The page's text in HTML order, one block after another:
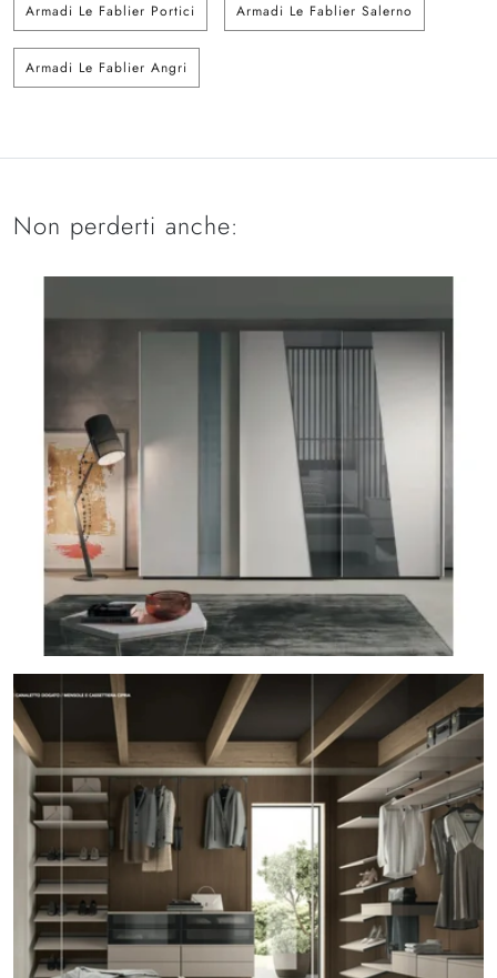
Armadi Le Fablier Portici Armadi Le Fablier Salerno
Armadi Le Fablier Angri
Non perderti anche: